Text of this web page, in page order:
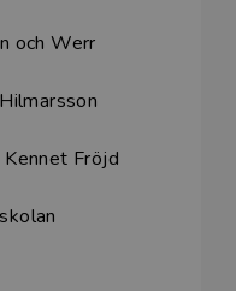
och Werr
Fröjd